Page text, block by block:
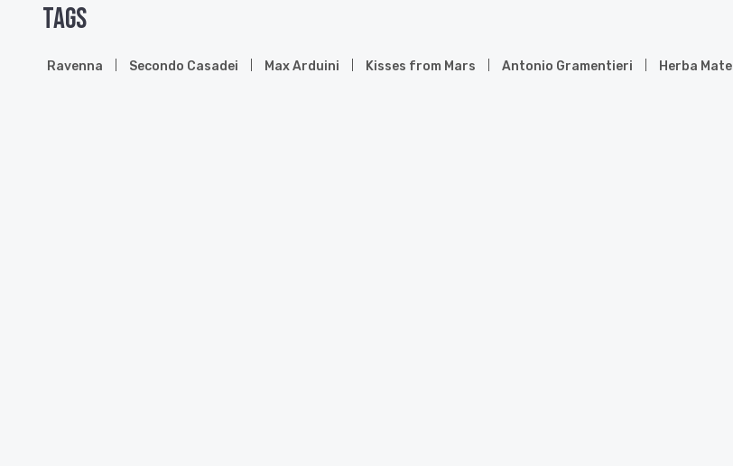
Tags
Ravenna Secondo Casadei Max Arduini Kisses from Mars Antonio Gramentieri Herba Mate